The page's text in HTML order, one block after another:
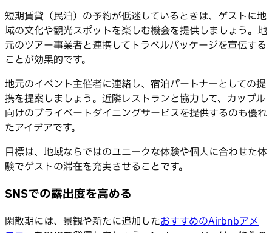
短期賃貸（民泊）の予約が低迷しているときは、ゲストに地
域の文化や観光スポットを楽しむ機会を提供しましょう。地
元のツアー事業者と連携してトラベルパッケージを宣伝する
ことが効果的です。
地元のイベント主催者に連絡し、宿泊パートナーとしての提
携を提案しましょう。近隣レストランと協力して、カップル
向けのプライベートダイニングサービスを提供するのも優れ
たアイデアです。
目標は、地域ならではのユニークな体験や個人に合わせた体
験でゲストの滞在を充実させることです。
SNSでの露出度を高める
閑散期には、景観や新たに追加したおすすめのAirbnbアメ